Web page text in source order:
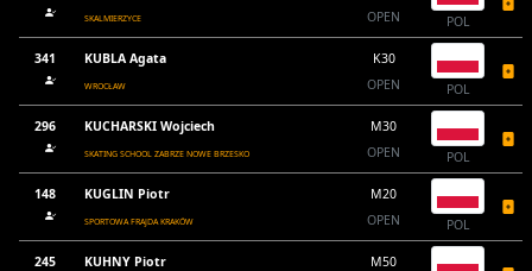
SKALMIERZYCE
OPEN
POL
341 KUBLA Agata
WROCŁAW
K30
OPEN
POL
296 KUCHARSKI Wojciech
SKATING SCHOOL ZABRZE NOWE BRZESKO
M30
OPEN
POL
148 KUGLIN Piotr
SPORTOWA FRAJDA KRAKÓW
M20
OPEN
POL
245 KUHNY Piotr
M50